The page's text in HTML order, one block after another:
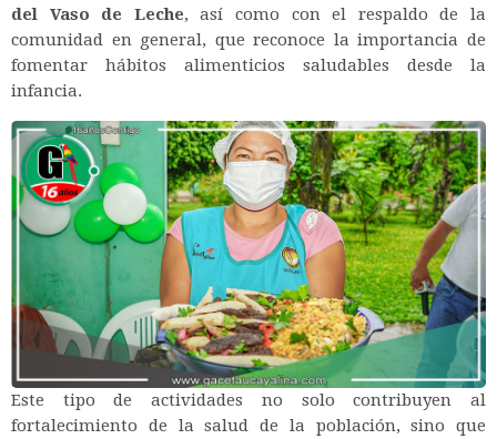
del Vaso de Leche, así como con el respaldo de la
comunidad en general, que reconoce la importancia de
fomentar hábitos alimenticios saludables desde la
infancia.
Este tipo de actividades no solo contribuyen al
fortalecimiento de la salud de la población, sino que